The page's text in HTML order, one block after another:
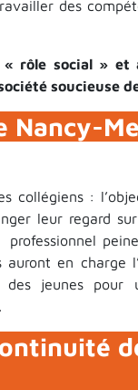
des
rôle social » et
soucieuse
Nancy-
collégiens :
leur regard
professionnel
en charge
jeunes pour